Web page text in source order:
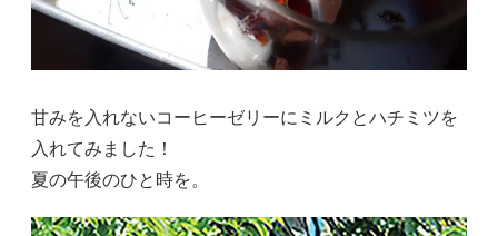
甘みを入れないコーヒーゼリーにミルクとハチミツを
入れてみました！
夏の午後のひと時を。